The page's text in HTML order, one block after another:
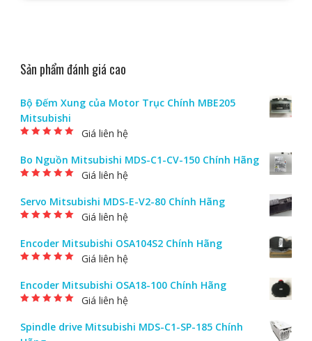
Sản phẩm đánh giá cao
Bộ Đếm Xung của Motor Trục Chính MBE205
Mitsubishi
Giá liên hệ
Bo Nguồn Mitsubishi MDS-C1-CV-150 Chính Hãng
Giá liên hệ
Servo Mitsubishi MDS-E-V2-80 Chính Hãng
Giá liên hệ
Encoder Mitsubishi OSA104S2 Chính Hãng
Giá liên hệ
Encoder Mitsubishi OSA18-100 Chính Hãng
Giá liên hệ
Spindle drive Mitsubishi MDS-C1-SP-185 Chính